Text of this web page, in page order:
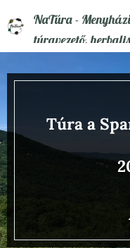
NaTúra -
túravezető,
Túra a